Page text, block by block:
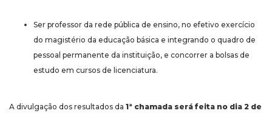
Ser professor da rede pública de ensino, no efetivo exercício
do magistério da educação básica e integrando o quadro de
pessoal permanente da instituição, e concorrer a bolsas de
estudo em cursos de licenciatura.
A divulgação dos resultados da 1ª chamada será feita no dia 2 de